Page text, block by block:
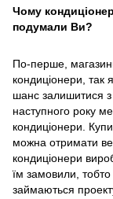
Чому
подумали Ви?
По-перше,
кондиціонери, так
шанс залишитися
наступного року
кондиціонери.
можна отримати
кондиціонери
їм замовили,
займаються